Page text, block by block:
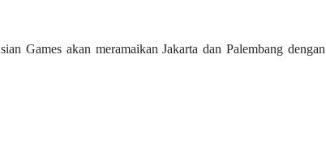
Games akan meramaikan Jakarta dan Palembang dengan